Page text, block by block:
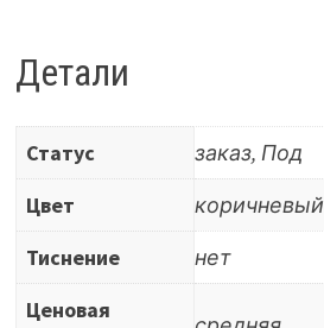
глянцевый
закрытопористый,
1
ст,
цвет
Индийское
яблоко
Детали
Статус
заказ, Под
Цвет
коричневый
Тиснение
нет
Ценовая